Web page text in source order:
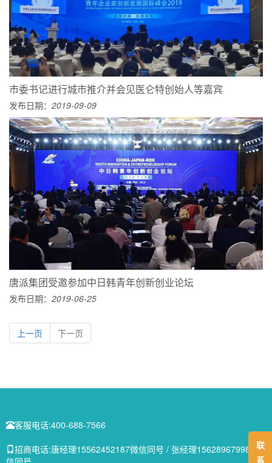
市委书记进行城市推介并会见医仑特创始人等嘉宾
发布日期： 2019-09-09
唐派集团受邀参加中日韩青年创新创业论坛
发布日期： 2019-06-25
上一页 下一页
客服电话:400-688-7566
招商电话:唐经理15562452187微信同号 / 张经理15628967998微联
系